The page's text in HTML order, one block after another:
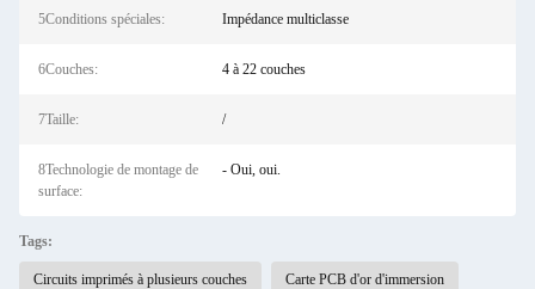
5Conditions spéciales: Impédance multiclasse
6Couches: 4 à 22 couches
7Taille: /
8Technologie de montage de
surface:
- Oui, oui.
Tags:
Circuits imprimés à plusieurs couches Carte PCB d'or d'immersion